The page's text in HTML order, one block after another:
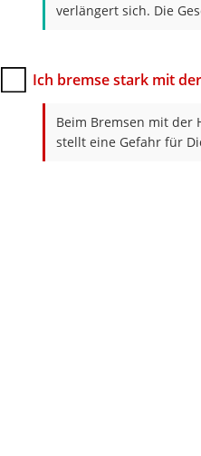
verlängert sich. Die
Ich bremse stark mit
Beim Bremsen mit der
stellt eine Gefahr für